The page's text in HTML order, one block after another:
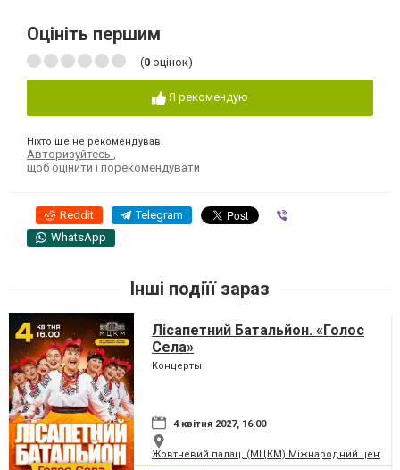
Оцініть першим
(0 оцінок)
Я рекомендую
Ніхто ще не рекомендував
Авторизуйтесь
щоб оцінити і порекомендувати
Reddit Telegram
WhatsApp
Інші подіїї зараз
Лісапетний Батальйон. «Голос
Села»
Концерты
4 квітня 2027, 16:00
Жовтневий палац, (МЦКМ) Міжнародний центр